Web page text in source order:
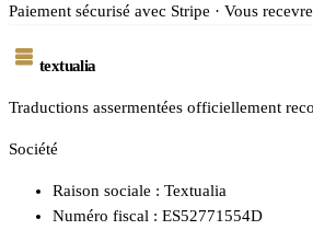
Paiement sécurisé avec Stripe · Vous
textualia
Traductions assermentées officiellement
Société
Raison sociale : Textualia
Numéro fiscal : ES52771554D